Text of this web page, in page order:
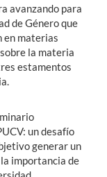
avanzando para
de Género que
en materias
la materia
estamentos
un desafío
generar un
importancia de